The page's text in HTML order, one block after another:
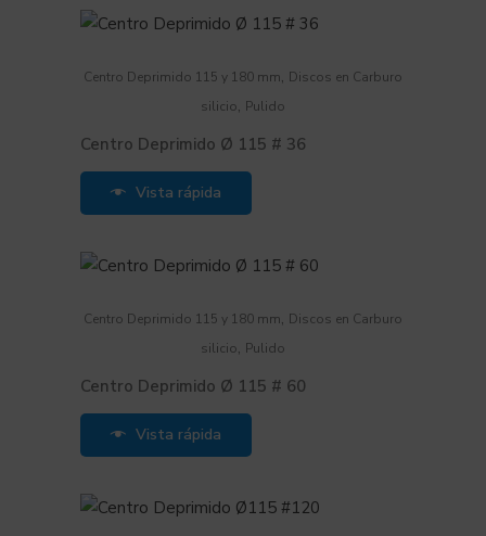
Centro Deprimido 115 y 180 mm, Discos en Carburo
silicio, Pulido
Centro Deprimido Ø 115 # 36
Vista rápida
Centro Deprimido 115 y 180 mm, Discos en Carburo
silicio, Pulido
Centro Deprimido Ø 115 # 60
Vista rápida